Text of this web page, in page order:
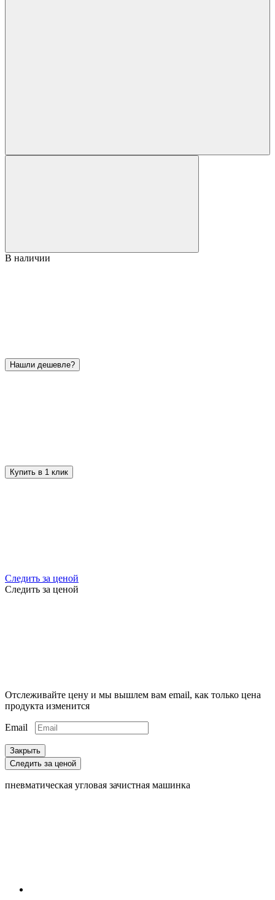
В наличии
Нашли дешевле?
Купить в 1 клик
Следить за ценой
Следить за ценой
Отслеживайте цену и мы вышлем вам email, как только цена
продукта изменится
Email
Закрыть
Следить за ценой
пневматическая угловая зачистная машинка